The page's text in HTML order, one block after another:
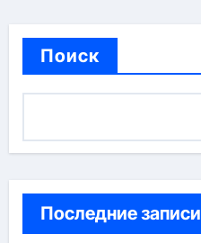
Поиск
Последние записи